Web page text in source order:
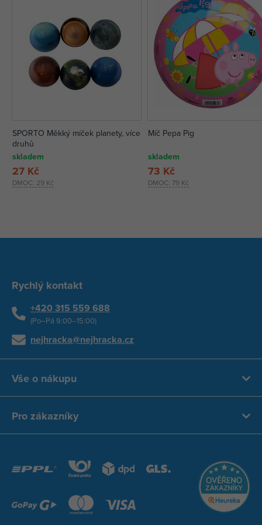
SPORTO Měkký míček planety, více
druhů
skladem
DMOC: 29 Kč
27 Kč
Míč Pepa Pig
skladem
DMOC:79 Kč
73 Kč
Rychlý kontakt
+420 315 559 688
(Po–Pá 9:00–15:00)
nejhracka@nejhracka.cz
Vše o nákupu
Pro zákazníky